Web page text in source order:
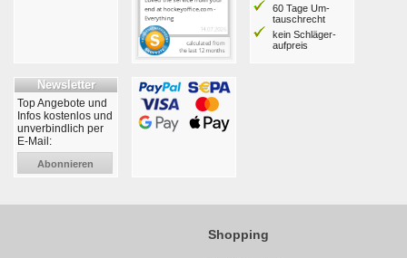
60 Tage Um­
tausch­recht
kein Schläger­
aufpreis
Newsletter
Top Angebote und
Infos kostenlos und
unverbindlich per
E-Mail:
Abonnieren
Shopping